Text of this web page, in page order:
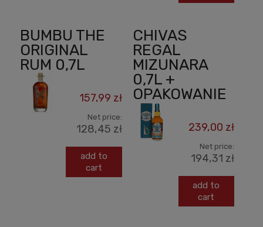
BUMBU THE
ORIGINAL
RUM 0,7L
157,99 zł
Net price:
128,45 zł
add to
cart
CHIVAS
REGAL
MIZUNARA
0,7L +
OPAKOWANIE
239,00 zł
Net price:
194,31 zł
add to
cart